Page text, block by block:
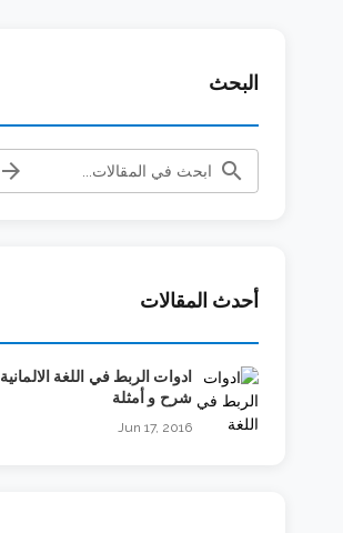
البحث
search
arrow_forward
أحدث المقالات
ادوات الربط في اللغة
شرح و أمثلة
Jun 17, 2016